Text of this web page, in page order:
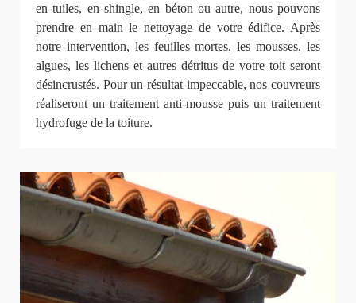
en tuiles, en shingle, en béton ou autre, nous pouvons
prendre en main le nettoyage de votre édifice. Après
notre intervention, les feuilles mortes, les mousses, les
algues, les lichens et autres détritus de votre toit seront
désincrustés. Pour un résultat impeccable, nos couvreurs
réaliseront un traitement anti-mousse puis un traitement
hydrofuge de la toiture.